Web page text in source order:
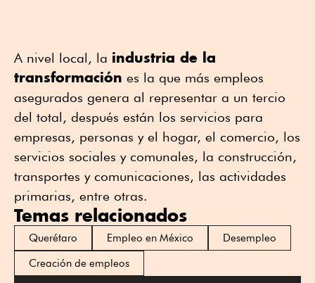
A nivel local, la industria de la
transformación es la que más empleos
asegurados genera al representar a un tercio
del total, después están los servicios para
empresas, personas y el hogar, el comercio, los
servicios sociales y comunales, la construcción,
transportes y comunicaciones, las actividades
primarias, entre otras.
Temas relacionados
Querétaro Empleo en México
Desempleo
Creación de empleos